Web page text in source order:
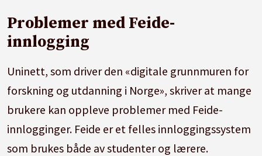
Problemer med Feide-
innlogging
Uninett, som driver den «digitale grunnmuren for
forskning og utdanning i Norge», skriver at mange
brukere kan oppleve problemer med Feide-
innlogginger. Feide er et felles innloggingssystem
som brukes både av studenter og lærere.